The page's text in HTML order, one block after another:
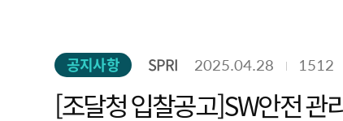
공지사항 SPRI 2025.04.28 1512
[조달청 입찰공고]SW안전 관